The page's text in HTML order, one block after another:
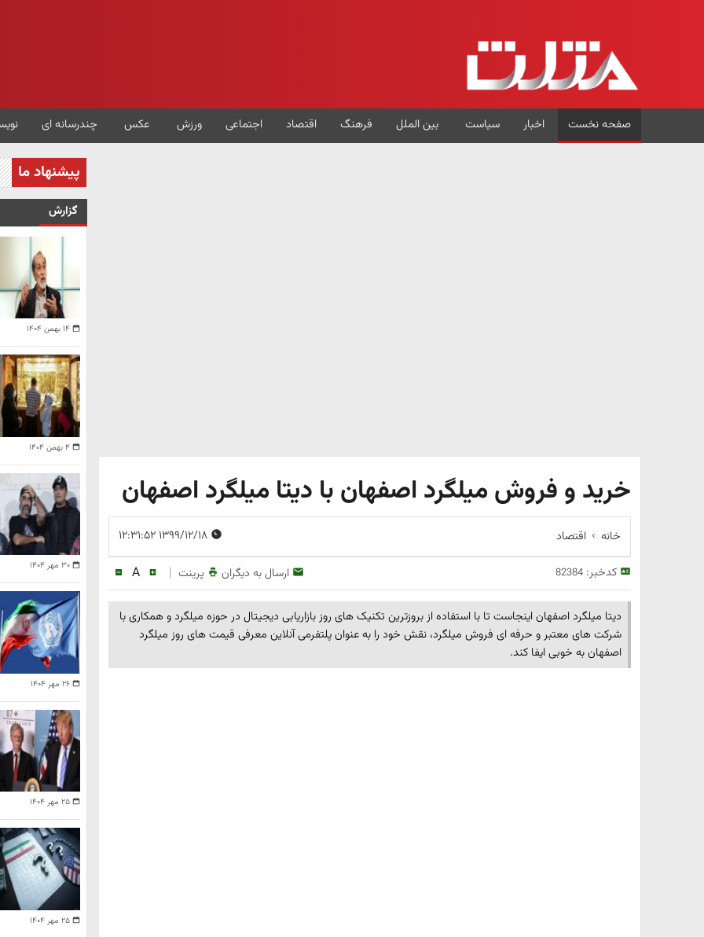
صفحه نخست اخبار سیاست بین الملل فرهنگ اقتصاد اجتماعی ورزش عکس چندرسانه ای
خرید و فروش میلگرد اصفهان با دیتا میلگرد اصفهان
خانه اقتصاد
کدخبر:82384 ارسال به دیگران پرینت |
A
دیتا میلگرد اصفهان اینجاست تا با استفاده از بروزترین تکنیک های روز بازاریابی دیجیتال در حوزه میلگرد و همکاری با
شرکت های معتبر و حرفه ای فروش میلگرد، نقش خود را به عنوان پلتفرمی آنلاین معرفی قیمت های روز میلگرد
اصفهان به خوبی ایفا کند.
پیشنهاد ما
گزارش
۱۴ بهمن ۱۴۰۴
۴ بهمن ۱۴۰۴
۳۰ مهر ۱۴۰۴
۲۶ مهر ۱۴۰۴
۲۵ مهر ۱۴۰۴
۲۵ مهر ۱۴۰۴